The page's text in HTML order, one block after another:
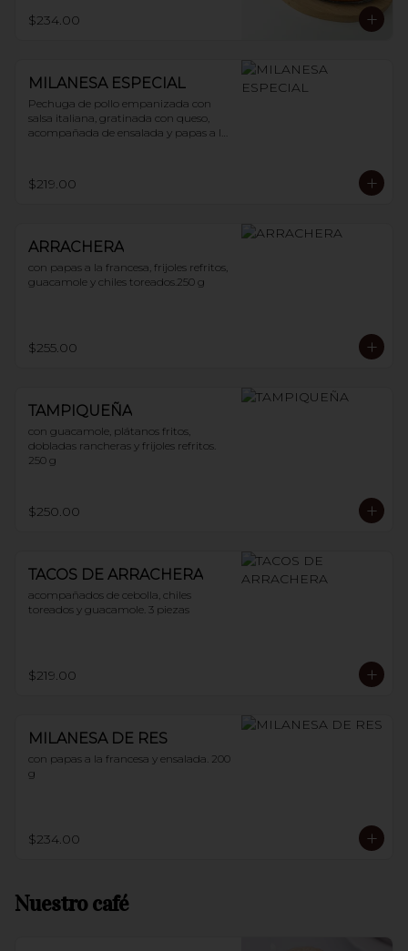
$234.00
MILANESA ESPECIAL
Pechuga de pollo empanizada con
salsa italiana, gratinada con queso,
acompañada de ensalada y papas a la
$219.00
ARRACHERA
con papas a la francesa, frijoles refritos,
guacamole y chiles toreados.250 g
$255.00
TAMPIQUEÑA
con guacamole, plátanos fritos,
dobladas rancheras y frijoles refritos.
250 g
$250.00
TACOS DE ARRACHERA
acompañados de cebolla, chiles
toreados y guacamole. 3 piezas
$219.00
MILANESA DE RES
con papas a la francesa y ensalada. 200
g
$234.00
Nuestro café